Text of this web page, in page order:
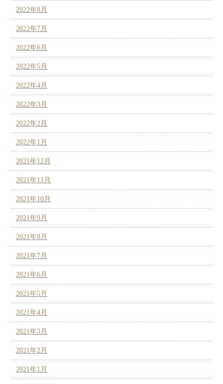
2022年8月
2022年7月
2022年6月
2022年5月
2022年4月
2022年3月
2022年2月
2022年1月
2021年12月
2021年11月
2021年10月
2021年9月
2021年8月
2021年7月
2021年6月
2021年5月
2021年4月
2021年3月
2021年2月
2021年1月